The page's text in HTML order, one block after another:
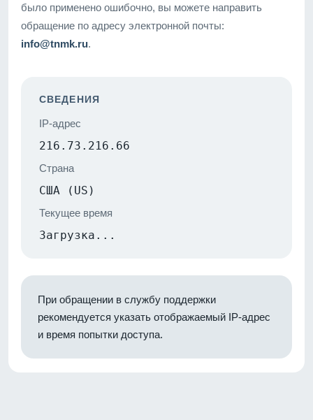
было применено ошибочно, вы можете направить
обращение по адресу электронной почты:
info@tnmk.ru.
СВЕДЕНИЯ
IP-адрес
216.73.216.66
Страна
США (US)
Текущее время
Загрузка...
При обращении в службу поддержки
рекомендуется указать отображаемый IP-адрес
и время попытки доступа.